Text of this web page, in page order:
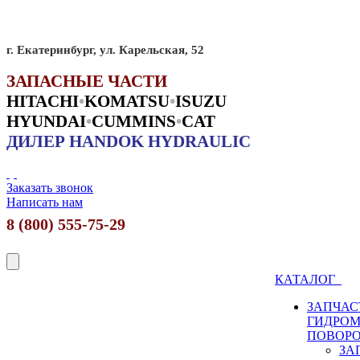
г. Екатеринбург, ул. Карельская, 52
ЗАПАСНЫЕ ЧАСТИ
HITACHI•KOMATSU•ISUZU
HYUNDAI•CUMMINS•CAT
ДИЛЕР HANDOK HYDRAULIC
Заказать звонок
Написать нам
8 (800) 555-75-29
КАТАЛОГ